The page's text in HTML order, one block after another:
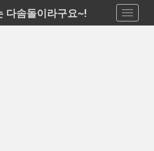
다솜돌이라구요~!